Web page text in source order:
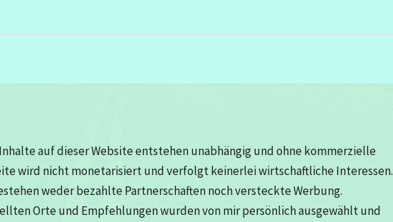
auf dieser Website entstehen unabhängig und ohne kommerzielle
wird nicht monetarisiert und verfolgt keinerlei wirtschaftliche Interessen.
weder bezahlte Partnerschaften noch versteckte Werbung.
Orte und Empfehlungen wurden von mir persönlich ausgewählt und